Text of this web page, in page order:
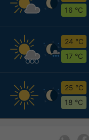
16 °C
24 °C
17 °C
25 °C
18 °C